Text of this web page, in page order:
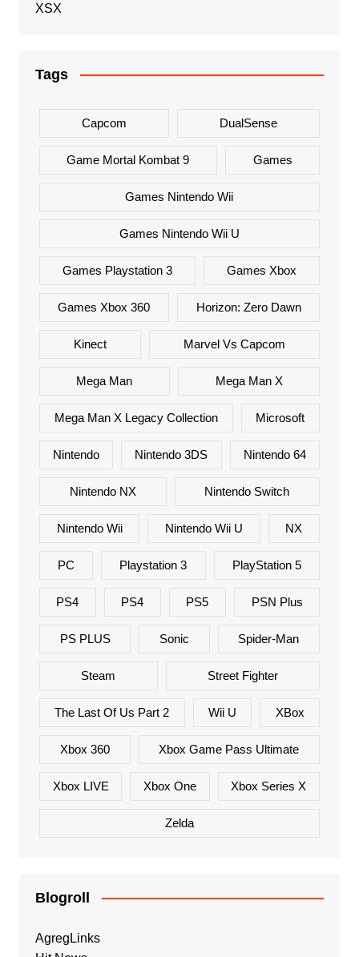
XSX
Tags
Capcom DualSense
Game Mortal Kombat 9 Games
Games Nintendo Wii
Games Nintendo Wii U
Games Playstation 3 Games Xbox
Games Xbox 360 Horizon: Zero Dawn
Kinect Marvel Vs Capcom
Mega Man Mega Man X
Mega Man X Legacy Collection Microsoft
Nintendo Nintendo 3DS Nintendo 64
Nintendo NX Nintendo Switch
Nintendo Wii Nintendo Wii U NX
PC Playstation 3 PlayStation 5
PS4 PS4 PS5 PSN Plus
PS PLUS Sonic Spider-Man
Steam Street Fighter
The Last Of Us Part 2 Wii U XBox
Xbox 360 Xbox Game Pass Ultimate
Xbox LIVE Xbox One Xbox Series X
Zelda
Blogroll
AgregLinks